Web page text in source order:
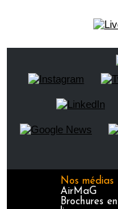
Nos médias
AirMaG
Brochures en